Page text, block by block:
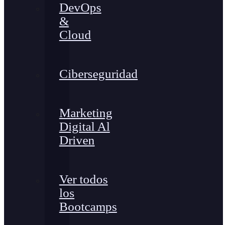
DevOps
&
Cloud
Ciberseguridad
Marketing
Digital Al
Driven
Ver todos
los
Bootcamps